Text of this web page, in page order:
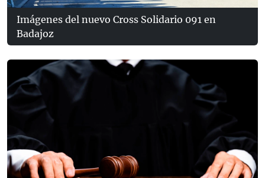
Imágenes del nuevo Cross Solidario 091 en
Badajoz